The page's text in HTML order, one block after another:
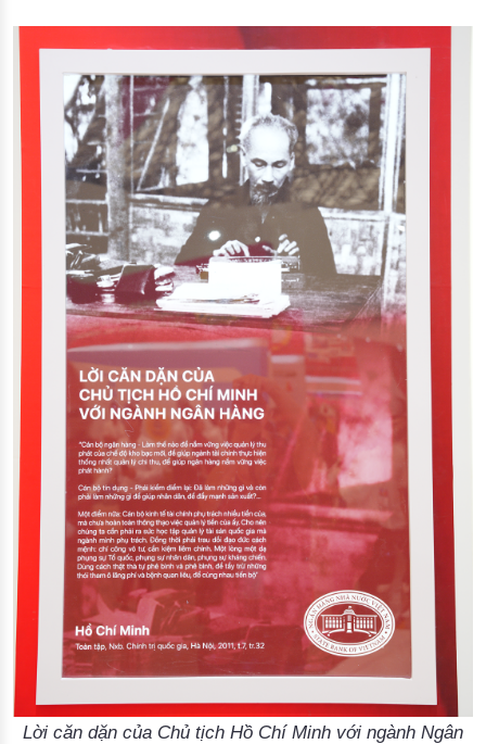
Lời căn dặn của Chủ tịch Hồ Chí Minh với ngành Ngân